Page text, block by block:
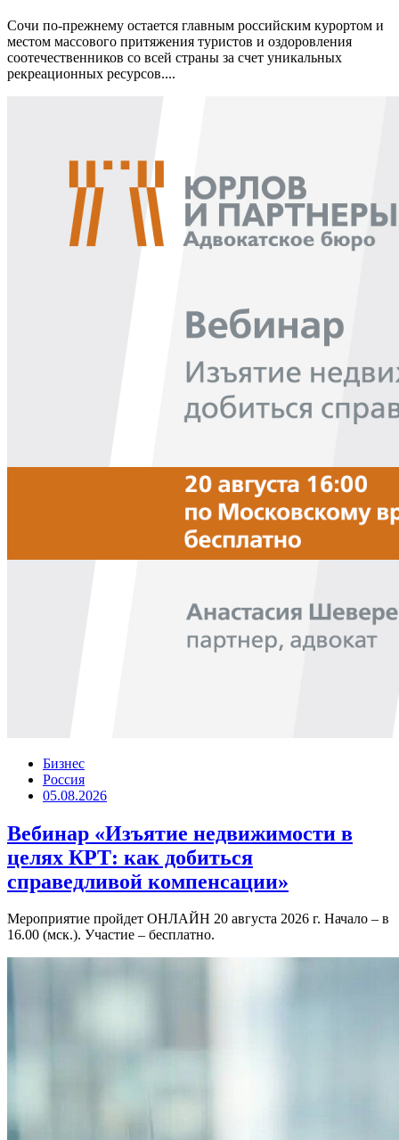
Сочи по-прежнему остается главным российским курортом и
местом массового притяжения туристов и оздоровления
соотечественников со всей страны за счет уникальных
рекреационных ресурсов....
Бизнес
Россия
05.08.2026
Вебинар «Изъятие недвижимости в
целях КРТ: как добиться
справедливой компенсации»
Мероприятие пройдет ОНЛАЙН 20 августа 2026 г. Начало – в
16.00 (мск.). Участие – бесплатно.